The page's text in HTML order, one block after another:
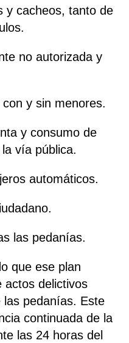
y cacheos, tanto de
no autorizada y
y sin menores.
y consumo de
vía pública.
automáticos.
las pedanías.
que ese plan
actos delictivos
las pedanías. Este
continuada de la
las 24 horas del